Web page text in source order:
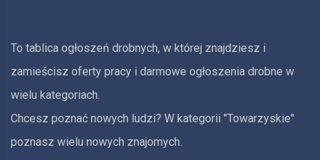
To tablica ogłoszeń drobnych, w której znajdziesz i
zamieścisz oferty pracy i darmowe ogłoszenia drobne w
wielu kategoriach.
Chcesz poznać nowych ludzi? W kategorii "Towarzyskie"
poznasz wielu nowych znajomych.